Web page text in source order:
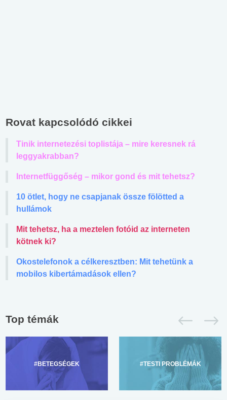
Rovat kapcsolódó cikkei
Tinik internetezési toplistája – mire keresnek rá
leggyakrabban?
Internetfüggőség – mikor gond és mit tehetsz?
10 ötlet, hogy ne csapjanak össze fölötted a
hullámok
Mit tehetsz, ha a meztelen fotóid az interneten
kötnek ki?
Okostelefonok a célkeresztben: Mit tehetünk a
mobilos kibertámadások ellen?
Top témák
#BETEGSÉGEK #TESTI PROBLÉMÁK